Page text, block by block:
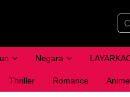
Negara
Thriller Romance Anime